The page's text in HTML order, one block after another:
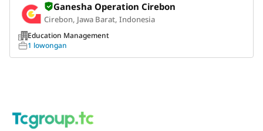
Ganesha Operation Cirebon
Cirebon, Jawa Barat, Indonesia
Education Management
1 lowongan